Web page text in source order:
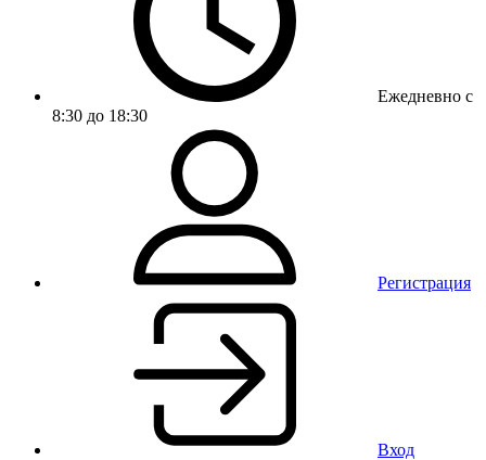
Ежедневно с
8:30 до 18:30
Регистрация
Вход